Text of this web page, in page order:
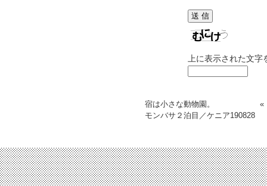
上に表示された文
宿は小さな動物園。
モンバサ２泊目／ケニア190828